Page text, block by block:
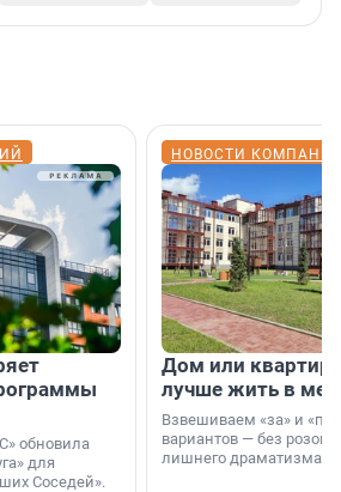
обновила
для
Соседей».
НОВОСТИ
Дом или
лучше жить в
Взвешиваем «за» и
вариантов — без
лишнего драматизма.